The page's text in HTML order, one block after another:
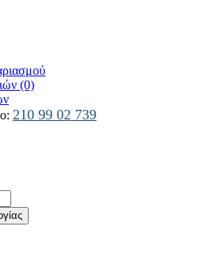
(0)
210 99 02 739